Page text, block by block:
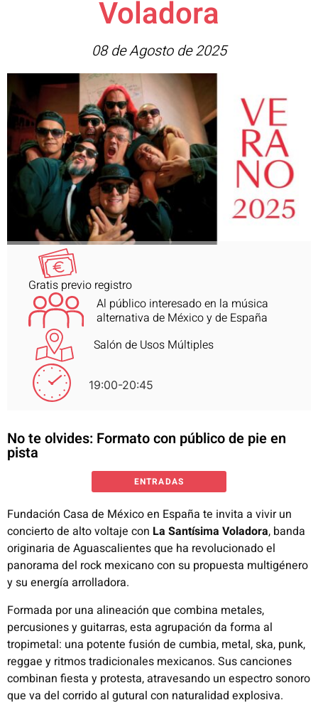
Voladora
08 de Agosto de 2025
Gratis previo registro
Al público interesado en la música
alternativa de México y de España
Salón de Usos Múltiples
19:00-20:45
No te olvides: Formato con público de pie en
pista
ENTRADAS
Fundación Casa de México en España te invita a vivir un
concierto de alto voltaje con La Santísima Voladora, banda
originaria de Aguascalientes que ha revolucionado el
panorama del rock mexicano con su propuesta multigénero
y su energía arrolladora.
Formada por una alineación que combina metales,
percusiones y guitarras, esta agrupación da forma al
tropimetal: una potente fusión de cumbia, metal, ska, punk,
reggae y ritmos tradicionales mexicanos. Sus canciones
combinan fiesta y protesta, atravesando un espectro sonoro
que va del corrido al gutural con naturalidad explosiva.